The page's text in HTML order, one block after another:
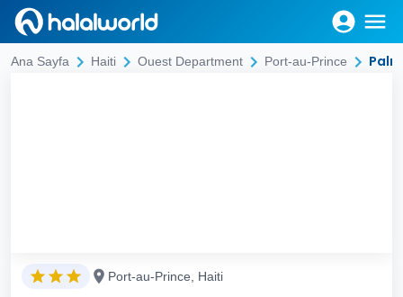
Ana Sayfa Haiti Ouest Department Port-au-Prince
Port-au-Prince, Haiti